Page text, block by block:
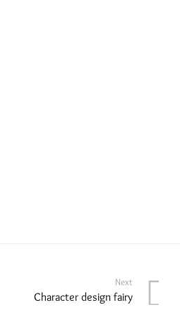
Next
Character design fairy